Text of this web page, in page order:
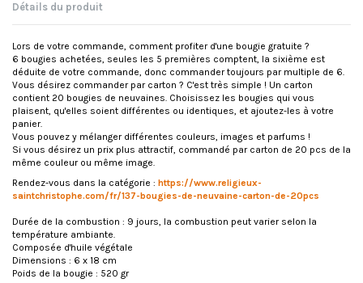
Détails du produit
Lors de votre commande, comment profiter d'une bougie gratuite ?
6 bougies achetées, seules les 5 premières comptent, la sixième est
déduite de votre commande, donc commander toujours par multiple de 6.
Vous désirez commander par carton ? C'est très simple ! Un carton
contient 20 bougies de neuvaines. Choisissez les bougies qui vous
plaisent, qu'elles soient différentes ou identiques, et ajoutez-les à votre
panier.
Vous pouvez y mélanger différentes couleurs, images et parfums !
Si vous désirez un prix plus attractif, commandé par carton de 20 pcs de la
même couleur ou même image.
Rendez-vous dans la catégorie : https://www.religieux-
saintchristophe.com/fr/137-bougies-de-neuvaine-carton-de-20pcs
Durée de la combustion : 9 jours, la combustion peut varier selon la
température ambiante.
Composée d'huile végétale
Dimensions : 6 x 18 cm
Poids de la bougie : 520 gr